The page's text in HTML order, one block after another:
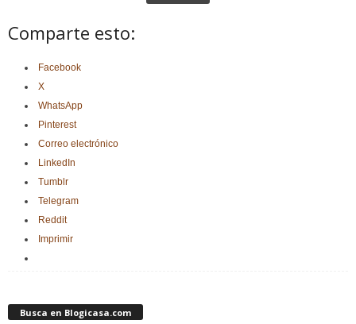
Comparte esto:
Facebook
X
WhatsApp
Pinterest
Correo electrónico
LinkedIn
Tumblr
Telegram
Reddit
Imprimir
Busca en Blogicasa.com